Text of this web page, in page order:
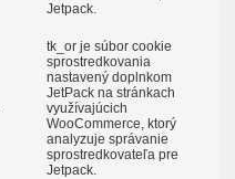
Jetpack.
tk_or je súbor cookie
sprostredkovania
nastavený doplnkom
JetPack na stránkach
využívajúcich
WooCommerce, ktorý
analyzuje správanie
sprostredkovateľa pre
Jetpack.